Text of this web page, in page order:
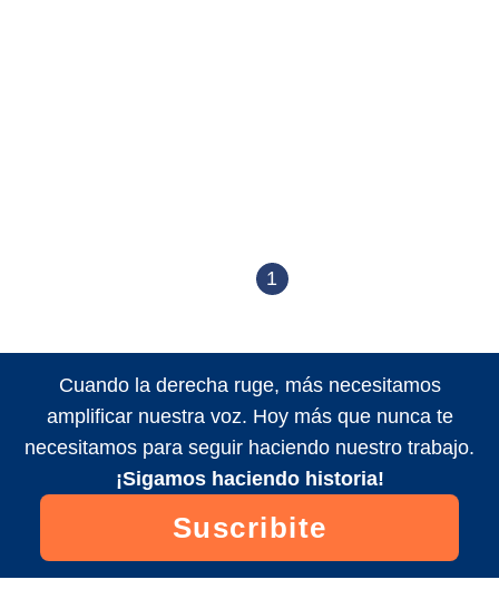
1
Cuando la derecha ruge, más necesitamos
amplificar nuestra voz. Hoy más que nunca te
necesitamos para seguir haciendo nuestro trabajo.
¡Sigamos haciendo historia!
Suscribite